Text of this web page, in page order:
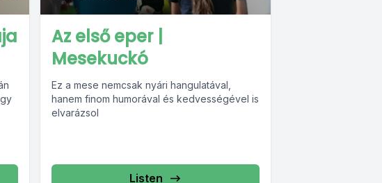
Az első eper |
Mesekuckó
Ez a mese nemcsak nyári hangulatával,
hanem finom humorával és kedvességével is
elvarázsol
Listen